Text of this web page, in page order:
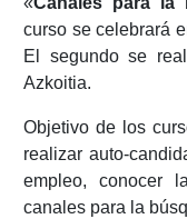
curso se celebrará
El segundo se
Azkoitia.
Objetivo de los
realizar auto-
empleo, conocer
canales para la